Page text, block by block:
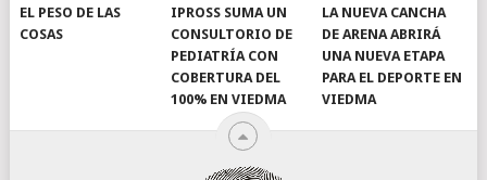
EL PESO DE LAS
COSAS
IPROSS SUMA UN
CONSULTORIO DE
PEDIATRÍA CON
COBERTURA DEL
100% EN VIEDMA
LA NUEVA CANCHA
DE ARENA ABRIRÁ
UNA NUEVA ETAPA
PARA EL DEPORTE EN
VIEDMA